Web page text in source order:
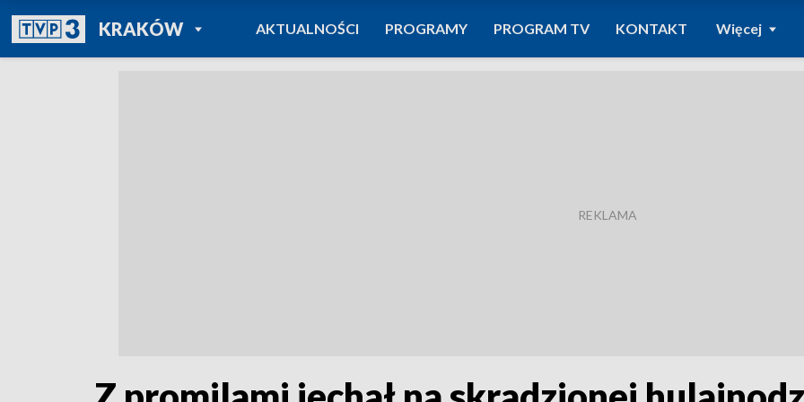
KRAKÓWPOWRÓT DO
TVP REGIONY
AKTUALNOŚCI PROGRAMY PROGRAM TV KONTAKT Więcej